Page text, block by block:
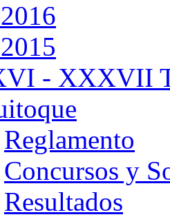
- XXXVII
Reglamento
Concursos y
Resultados